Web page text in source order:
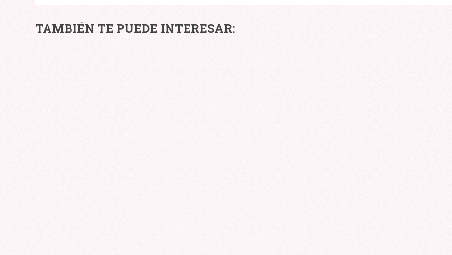
TAMBIÉN TE PUEDE INTERESAR:
TRASPLANTE
CAPILAR
¿QUÉ
VITAMINAS